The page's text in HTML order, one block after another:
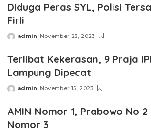
Diduga Peras SYL, Polisi
Firli
Posted
admin November 23, 2023
Terlibat Kekerasan, 9 Praja
Lampung Dipecat
Posted
admin November 15, 2023
AMIN Nomor 1, Prabowo No
Nomor 3